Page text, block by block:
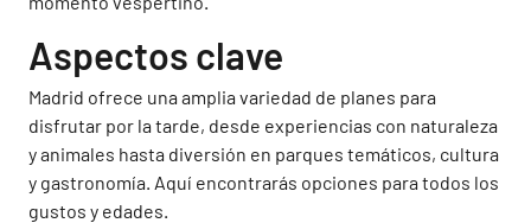
Aspectos clave
Madrid ofrece una amplia variedad de planes para
disfrutar por la tarde, desde experiencias con naturaleza
y animales hasta diversión en parques temáticos, cultura
y gastronomía. Aquí encontrarás opciones para todos los
gustos y edades.